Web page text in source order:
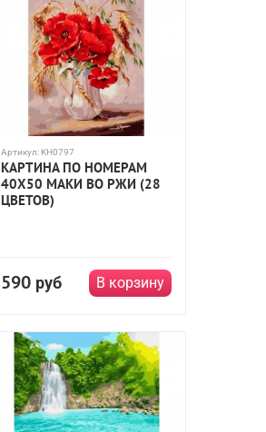
Артикул: KH0797
КАРТИНА ПО НОМЕРАМ
40Х50 МАКИ ВО РЖИ (28
ЦВЕТОВ)
590 руб В корзину